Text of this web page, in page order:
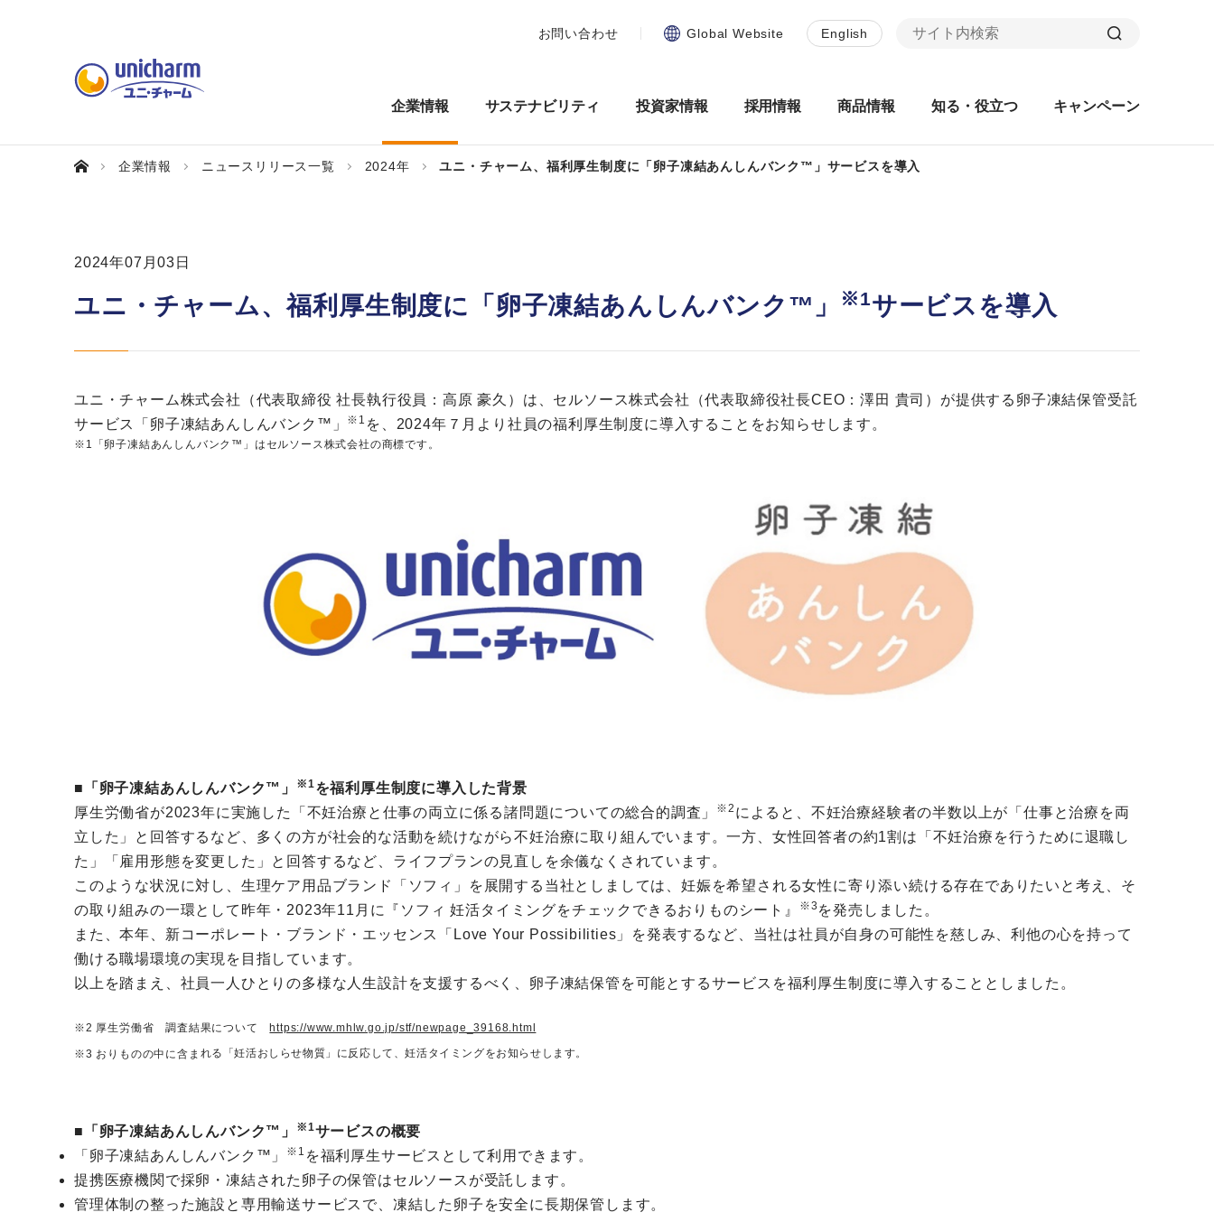
企業情報 サステナビリティ 投資家情報 採用情報 商品情報 知る・役立つ キャンペーン
お問い合わせ Global Website English
企業情報 ニュースリリース一覧 2024年 ユニ・チャーム、福利厚生制度に「卵子凍結あんしんバンク™」サービスを導入
2024年07月03日
ユニ・チャーム、福利厚生制度に「卵子凍結あんしんバンク™」 ※1サービスを導入
ユニ・チャーム株式会社（代表取締役 社長執行役員：高原 豪久）は、セルソース株式会社（代表取締役社長CEO：澤田 貴司）が提供する卵子凍結保管受託
サービス「卵子凍結あんしんバンク™」
※1 を、2024年７月より社員の福利厚生制度に導入することをお知らせします。
※1「卵子凍結あんしんバンク™」はセルソース株式会社の商標です。
■「卵子凍結あんしんバンク™」 ※1を福利厚生制度に導入した背景
厚生労働省が2023年に実施した「不妊治療と仕事の両立に係る諸問題についての総合的調査」
※2 によると、不妊治療経験者の半数以上が「仕事と治療を両
立した」と回答するなど、多くの方が社会的な活動を続けながら不妊治療に取り組んでいます。一方、女性回答者の約1割は「不妊治療を行うために退職し
た」「雇用形態を変更した」と回答するなど、ライフプランの見直しを余儀なくされています。
このような状況に対し、生理ケア用品ブランド「ソフィ」を展開する当社としましては、妊娠を希望される女性に寄り添い続ける存在でありたいと考え、そ
の取り組みの一環として昨年・2023年11月に『ソフィ 妊活タイミングをチェックできるおりものシート』
※3 を発売しました。
また、本年、新コーポレート・ブランド・エッセンス「Love Your Possibilities」を発表するなど、当社は社員が自身の可能性を慈しみ、利他の心を持って
働ける職場環境の実現を目指しています。
以上を踏まえ、社員一人ひとりの多様な人生設計を支援するべく、卵子凍結保管を可能とするサービスを福利厚生制度に導入することとしました。
※2 厚生労働省 調査結果について https://www.mhlw.go.jp/stf/newpage_39168.html
※3 おりものの中に含ま れる「妊活おしらせ物質」に反応して、妊活タイミングをお知らせします。
■「卵子凍結あんしんバンク™」 ※1サービスの概要
「卵子凍結あんしんバンク™」
※1 を福利厚生サービスとして利用できます。
提携医療機関で採卵・凍結された卵子の保管はセルソースが受託します。
管理体制の整った施設と専用輸送サービスで、凍結した卵子を安全に長期保管します。